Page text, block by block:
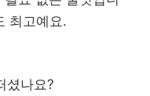
최고예요.
셨나요?